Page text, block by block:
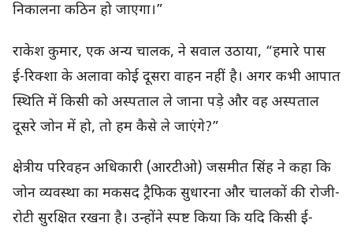
निकालना कठिन हो जाएगा।”
राकेश कुमार, एक अन्य चालक, ने सवाल उठाया, “हमारे पास
ई-रिक्शा के अलावा कोई दूसरा वाहन नहीं है। अगर कभी आपात
स्थिति में किसी को अस्पताल ले जाना पड़े और वह अस्पताल
दूसरे जोन में हो, तो हम कैसे ले जाएंगे?”
क्षेत्रीय परिवहन अधिकारी (आरटीओ) जसमीत सिंह ने कहा कि
जोन व्यवस्था का मकसद ट्रैफिक सुधारना और चालकों की रोजी-
रोटी सुरक्षित रखना है। उन्होंने स्पष्ट किया कि यदि किसी ई-